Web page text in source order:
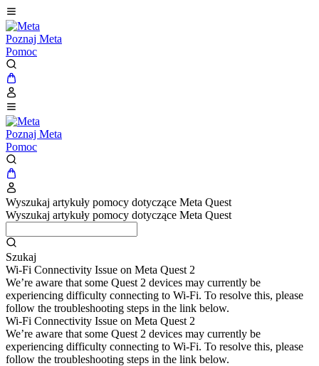
Poznaj Meta
Pomoc
Poznaj Meta
Pomoc
Wyszukaj artykuły pomocy dotyczące Meta Quest
Wyszukaj artykuły pomocy dotyczące Meta Quest
Szukaj
Wi-Fi Connectivity Issue on Meta Quest 2
We’re aware that some Quest 2 devices may currently be
experiencing difficulty connecting to Wi-Fi. To resolve this, please
follow the troubleshooting steps in the link below.
Wi-Fi Connectivity Issue on Meta Quest 2
We’re aware that some Quest 2 devices may currently be
experiencing difficulty connecting to Wi-Fi. To resolve this, please
follow the troubleshooting steps in the link below.